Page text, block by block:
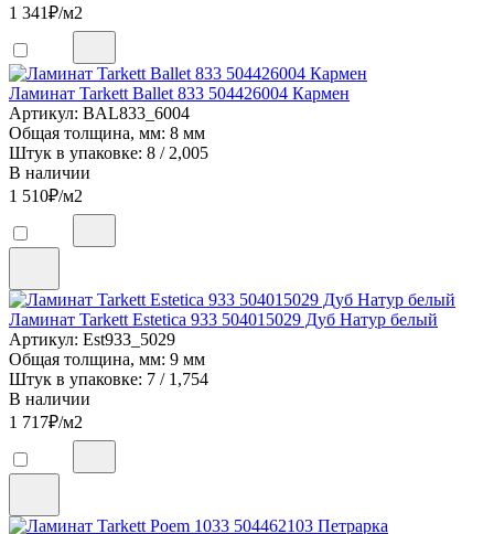
1 341₽/м2
Ламинат Tarkett Ballet 833 504426004 Кармен
Артикул: BAL833_6004
Общая толщина, мм: 8 мм
Штук в упаковке: 8 / 2,005
В наличии
1 510₽/м2
Ламинат Tarkett Estetica 933 504015029 Дуб Натур белый
Артикул: Est933_5029
Общая толщина, мм: 9 мм
Штук в упаковке: 7 / 1,754
В наличии
1 717₽/м2